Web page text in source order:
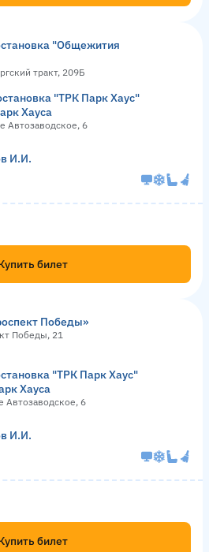
"Общежития
тракт, 209Б
"ТРК Парк Хаус"
Хауса
Автозаводское, 6
билет
И.И.
Победы»
Победы, 21
"ТРК Парк Хаус"
Хауса
Автозаводское, 6
билет
И.И.